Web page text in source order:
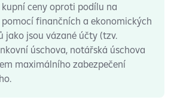
ceny oproti podílu na
finančních a ekonomických
jako jsou vázané účty (tzv.
úschova, notářská úschova
maximálního zabezpečení